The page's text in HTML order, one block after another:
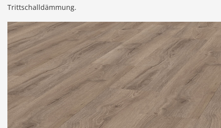
Trittschalldämmung.